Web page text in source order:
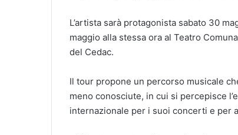
L’artista sarà protagonista sabato 30
maggio alla stessa ora al Teatro
del Cedac.
Il tour propone un percorso musicale
meno conosciute, in cui si percepisce
internazionale per i suoi concerti e per